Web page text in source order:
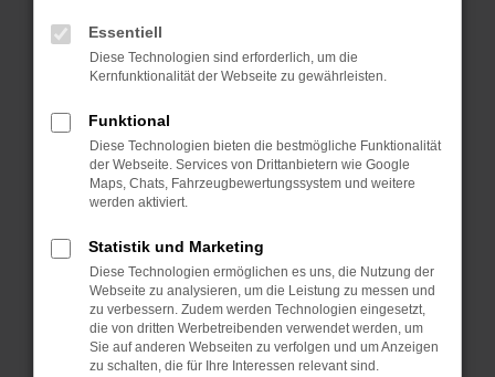
mit diesem Modell in Zürich unterwegs
sein? Dann ist jetzt der richtige Moment,
denn wir bieten dieses erstklassige
Fahrzeug zu einem sensationellen Preis.
Bei MeinAuto Gebrauchtwagen bist du
an die Spezialisten für die Mercedes-
Benz E-Klasse und eine Reihe anderer
wir ausschließlich Fahrzeuge aus erster
Hand anbieten und du durchweg
scheckheftgepflegte Autos erhältst. Wir
sprechen dabei von Fahrzeuge für den
einheimischen Markt und ausdrücklich
Essentiell
Diese Technologien sind erforderlich, um die
Kernfunktionalität der Webseite zu gewährleisten.
Funktional
Diese Technologien bieten die bestmögliche Funktionalität
der Webseite. Services von Drittanbietern wie Google
Maps, Chats, Fahrzeugbewertungssystem und weitere
werden aktiviert.
Statistik und Marketing
Diese Technologien ermöglichen es uns, die Nutzung der
Webseite zu analysieren, um die Leistung zu messen und
zu verbessern. Zudem werden Technologien eingesetzt,
die von dritten Werbetreibenden verwendet werden, um
Sie auf anderen Webseiten zu verfolgen und um Anzeigen
zu schalten, die für Ihre Interessen relevant sind.